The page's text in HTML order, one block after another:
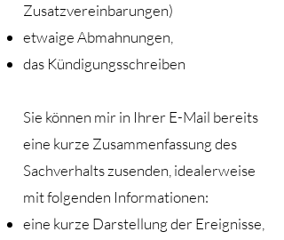
Zusatzvereinbarungen)
etwaige Abmahnungen,
das Kündigungsschreiben
Sie können mir in Ihrer E-Mail bereits
eine kurze Zusammenfassung des
Sachverhalts zusenden, idealerweise
mit folgenden Informationen:
eine kurze Darstellung der Ereignisse,